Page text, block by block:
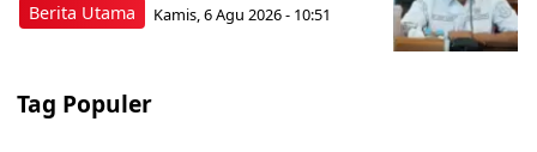
Berita Utama Kamis, 6 Agu 2026 - 10:51
Tag Populer